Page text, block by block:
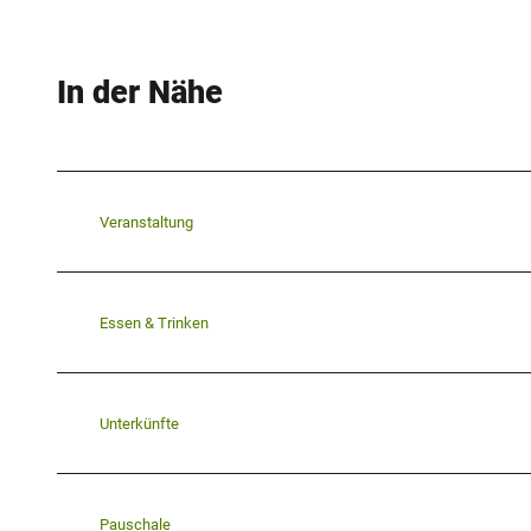
In der Nähe
Veranstaltung
Essen & Trinken
Unterkünfte
Pauschale